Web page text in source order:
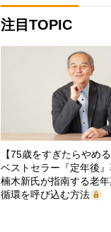
注目TOPIC
【75歳をすぎたらやめる
ベストセラー『定年後』
楠木新氏が指南する老
循環を呼び込む方法